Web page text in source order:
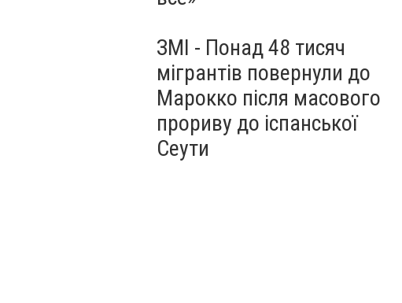
ЗМІ - Понад 48 тисяч
мігрантів повернули до
Марокко після масового
прориву до іспанської
Сеути